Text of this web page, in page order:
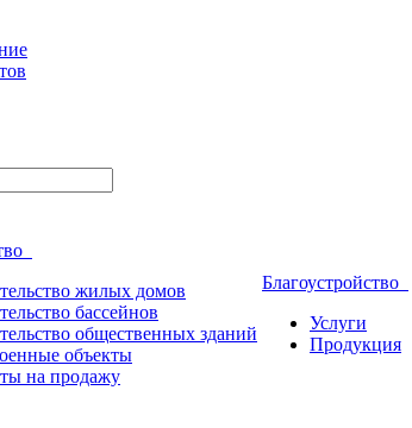
жилых домов
бассейнов
общественных зданий
объекты
на продажу
Благоустройство
Услуги
Продукция